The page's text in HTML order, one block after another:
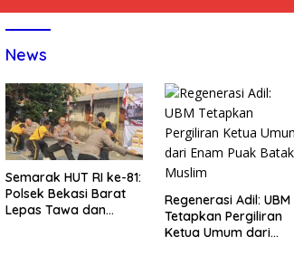
News
Semarak HUT RI ke-81:
Polsek Bekasi Barat
Lepas Tawa dan
Regenerasi Adil: UBM
Tetapkan Pergiliran
Ketua Umum dari